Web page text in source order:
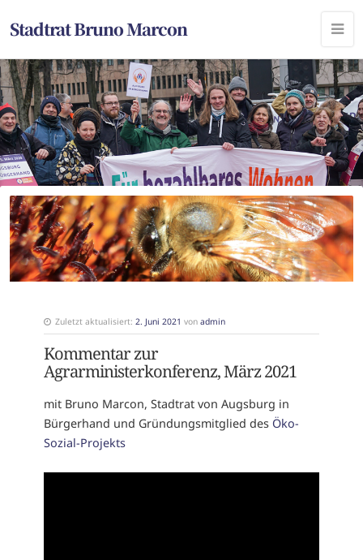
Stadtrat Bruno Marcon
Zuletzt aktualisiert: 2. Juni 2021 von admin
Kommentar zur
Agrarministerkonferenz, März 2021
mit Bruno Marcon, Stadtrat von Augsburg in
Bürgerhand und Gründungsmitglied des Öko-
Sozial-Projekts